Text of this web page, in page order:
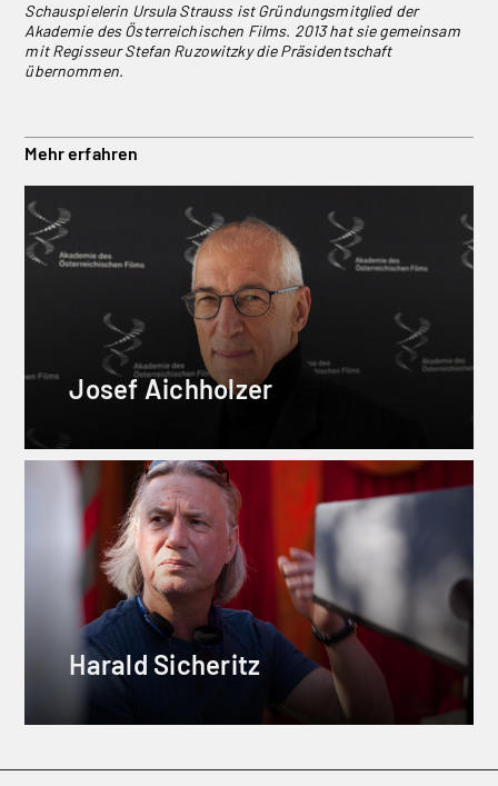
Schauspielerin Ursula Strauss ist Gründungsmitglied der
Akademie des Österreichischen Films. 2013 hat sie gemeinsam
mit Regisseur Stefan Ruzowitzky die Präsidentschaft
übernommen.
Mehr erfahren
Josef Aichholzer
Harald Sicheritz